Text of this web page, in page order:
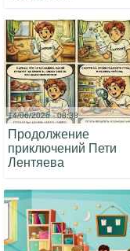
14/06/2026 - 08:38
Продолжение
приключений Пети
Лентяева